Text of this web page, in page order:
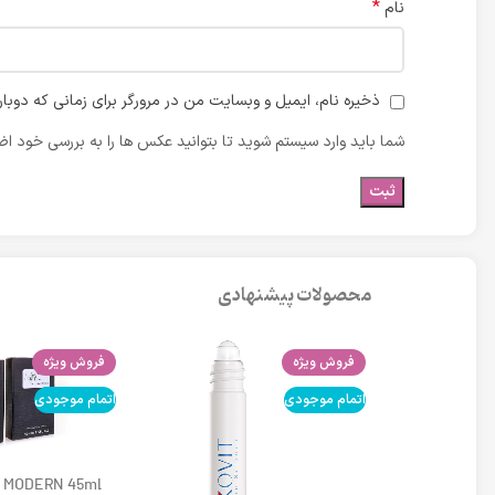
نام *
ذخیره نام، ایمیل و وبسایت من در مرورگر برای زمانی که
شما باید وارد سیستم شوید تا بتوانید عکس ها را به بررسی خود
محصولات پیشنهادی
فروش ویژه
اتمام موجودی
فروش ویژه
اتمام موجودی
45ml